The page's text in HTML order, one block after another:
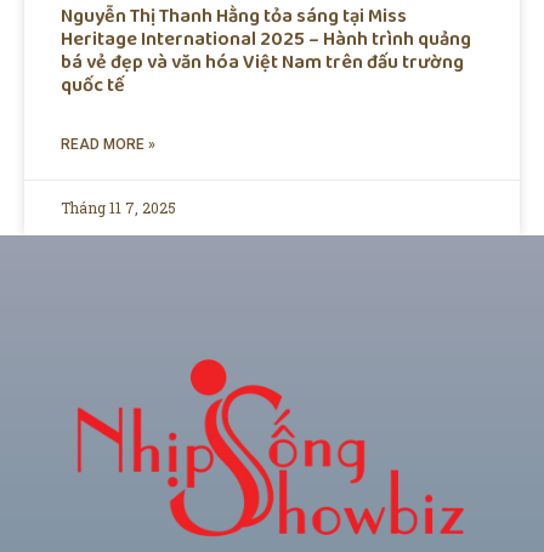
Nguyễn Thị Thanh Hằng tỏa sáng tại Miss
Heritage International 2025 – Hành trình quảng
bá vẻ đẹp và văn hóa Việt Nam trên đấu trường
quốc tế
READ MORE »
Tháng 11 7, 2025